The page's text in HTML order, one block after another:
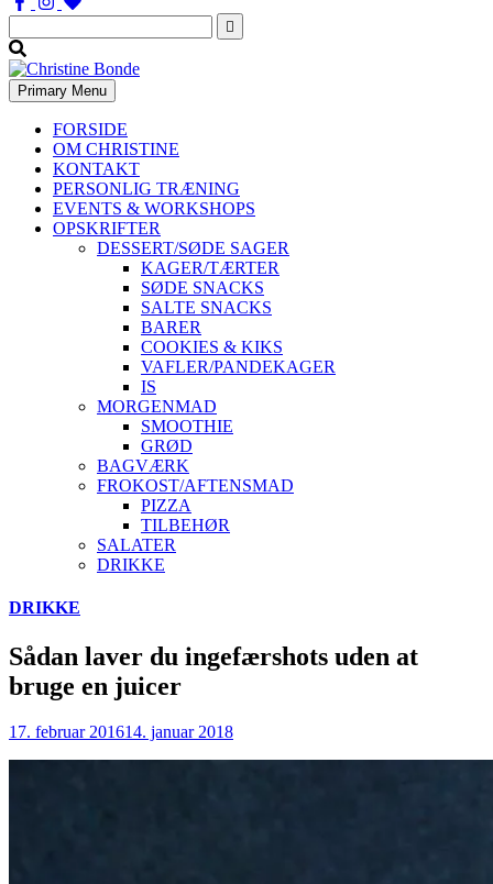
Søg
efter:
Primary Menu
FORSIDE
OM CHRISTINE
KONTAKT
PERSONLIG TRÆNING
EVENTS & WORKSHOPS
OPSKRIFTER
DESSERT/SØDE SAGER
KAGER/TÆRTER
SØDE SNACKS
SALTE SNACKS
BARER
COOKIES & KIKS
VAFLER/PANDEKAGER
IS
MORGENMAD
SMOOTHIE
GRØD
BAGVÆRK
FROKOST/AFTENSMAD
PIZZA
TILBEHØR
SALATER
DRIKKE
Skip
content
DRIKKE
Sådan laver du ingefærshots uden at
bruge en juicer
17. februar 201614. januar 2018